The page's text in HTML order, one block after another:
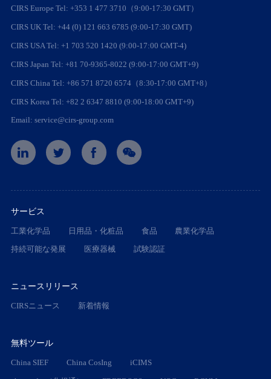
CIRS Europe Tel: +353 1 477 3710（9:00-17:30 GMT）
CIRS UK Tel: +44 (0) 121 663 6785 (9:00-17:30 GMT)
CIRS USA Tel: +1 703 520 1420 (9:00-17:00 GMT-4)
CIRS Japan Tel: +81 70-9365-8022 (9:00-17:00 GMT+9)
CIRS China Tel: +86 571 8720 6574（8:30-17:00 GMT+8）
CIRS Korea Tel: +82 2 6347 8810 (9:00-18:00 GMT+9)
Email: service@cirs-group.com
サービス
工業化学品 日用品・化粧品 食品 農業化学品
持続可能な発展 医療器械 試験認証
ニュースリリース
CIRSニュース 新着情報
無料ツール
China SIEF China CosIng iCIMS